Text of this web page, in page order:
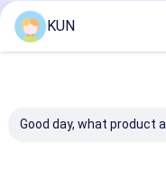
KUN
Good day, what product